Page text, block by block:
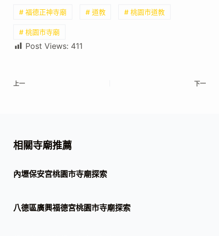
# 福德正神寺廟 # 道教 # 桃園市道教
# 桃園市寺廟
Post Views: 411
上一 下一
相關寺廟推薦
內壢保安宮桃園市寺廟探索
八德區廣興福德宮桃園市寺廟探索